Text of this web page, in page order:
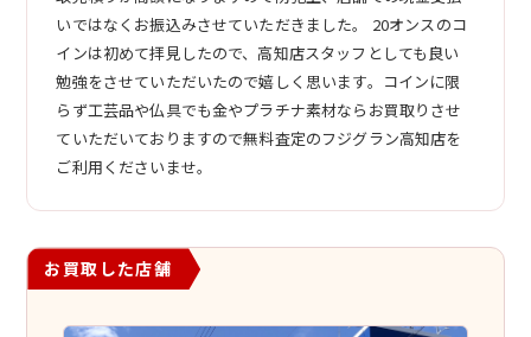
いではなくお振込みさせていただきました。 20オンスのコ
インは初めて拝見したので、高知店スタッフとしても良い
勉強をさせていただいたので嬉しく思います。コインに限
らず工芸品や仏具でも金やプラチナ素材ならお買取りさせ
ていただいておりますので無料査定のフジグラン高知店を
ご利用くださいませ。
お買取した店舗